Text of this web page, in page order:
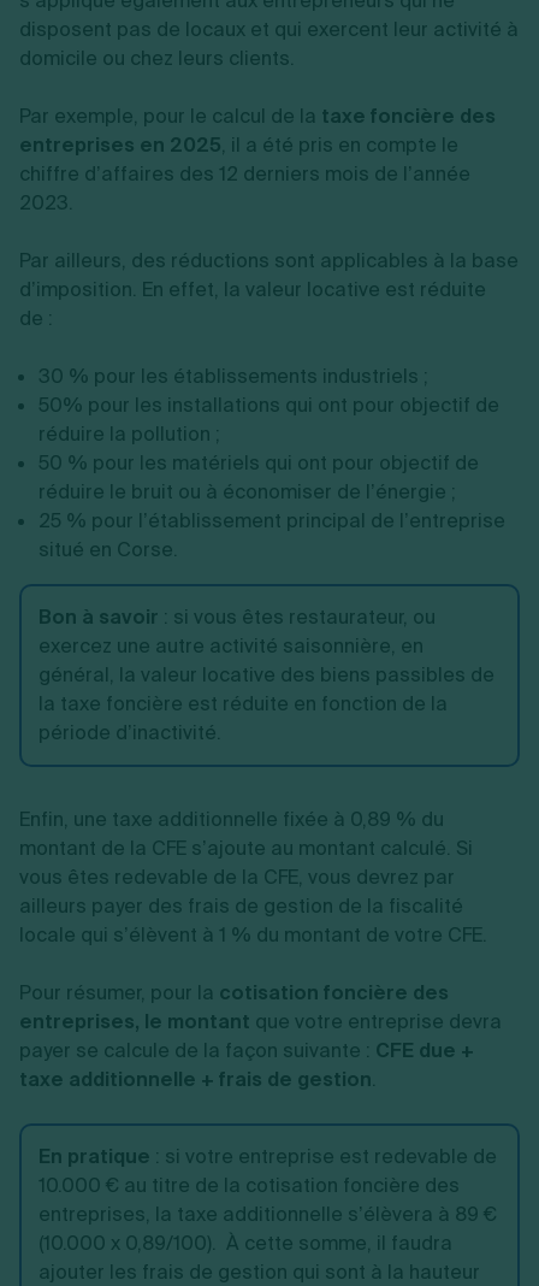
disposent pas de locaux et qui exercent leur activité à
domicile ou chez leurs clients.
Par exemple, pour le calcul de la taxe foncière des
entreprises en 2025, il a été pris en compte le
chiffre d’affaires des 12 derniers mois de l’année
2023.
Par ailleurs, des réductions sont applicables à la base
d’imposition. En effet, la valeur locative est réduite
de :
30 % pour les établissements industriels ;
50% pour les installations qui ont pour objectif de
réduire la pollution ;
50 % pour les matériels qui ont pour objectif de
réduire le bruit ou à économiser de l’énergie ;
25 % pour l’établissement principal de l’entreprise
situé en Corse.
Bon à savoir : si vous êtes restaurateur, ou
exercez une autre activité saisonnière, en
général, la valeur locative des biens passibles de
la taxe foncière est réduite en fonction de la
période d’inactivité.
Enfin, une taxe additionnelle fixée à 0,89 % du
montant de la CFE s’ajoute au montant calculé. Si
vous êtes redevable de la CFE, vous devrez par
ailleurs payer des frais de gestion de la fiscalité
locale qui s’élèvent à 1 % du montant de votre CFE.
Pour résumer, pour la cotisation foncière des
entreprises, le montant que votre entreprise devra
payer se calcule de la façon suivante : CFE due +
taxe additionnelle + frais de gestion.
En pratique : si votre entreprise est redevable de
10.000 € au titre de la cotisation foncière des
entreprises, la taxe additionnelle s’élèvera à 89 €
(10.000 x 0,89/100). À cette somme, il faudra
ajouter les frais de gestion qui sont à la hauteur